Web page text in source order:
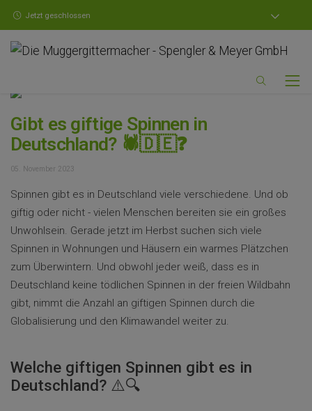
Jetzt geschlossen
Chris F Pexels
Gibt es giftige Spinnen in
Deutschland? 🕷️🇩🇪❓
05. November 2023
Spinnen gibt es in Deutschland viele verschiedene. Und ob
giftig oder nicht - vielen Menschen bereiten sie ein großes
Unwohlsein. Gerade jetzt im Herbst suchen sich viele
Spinnen in Wohnungen und Häusern ein warmes Plätzchen
zum Überwintern. Und obwohl jeder weiß, dass es in
Deutschland keine tödlichen Spinnen in der freien Wildbahn
gibt, nimmt die Anzahl an giftigen Spinnen durch die
Globalisierung und den Klimawandel weiter zu.
Welche giftigen Spinnen gibt es in
Deutschland? ⚠️🔍